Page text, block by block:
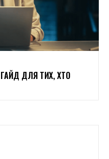
ГАЙД ДЛЯ ТИХ, ХТО